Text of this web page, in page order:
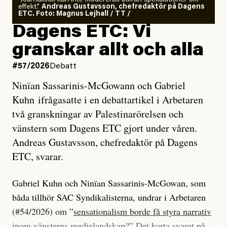
effekt.” Andreas Gustavsson, chefredaktör på Dagens
ETC. Foto: Magnus Lejhall / TT /
Dagens ETC: Vi
granskar allt och alla
#57/2026 Debatt
Ninïan Sassarinis-McGowann och Gabriel
Kuhn ifrågasatte i en debattartikel i Arbetaren
två granskningar av Palestinarörelsen och
vänstern som Dagens ETC gjort under våren.
Andreas Gustavsson, chefredaktör på Dagens
ETC, svarar.
Gabriel Kuhn och Ninïan Sassarinis-McGowan, som
båda tillhör SAC Syndikalisterna, undrar i Arbetaren
(#54/2026) om ”sensationalism borde få styra narrativ